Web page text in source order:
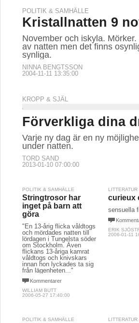
POLITIK & SAMHÄLLE
Kristallnatten 9
November och iskyla.
av natten men det finns
synliga.
NINNA BENGTSSON
2004-11-11 13:35:00
KROPP & SJÄL
Förverkliga dina
Varje ny dag är en ny
under natten.
TORD SAND
2013-01-10 07:00:00
POLITIK & SAMHÄLLE
Stringtrosor har
inget på barn att
göra
"En 13-årig flicka våldtogs
och mördades natten till
lördagen i Tungelsta söder
om Stockholm. Även
flickans 13-åriga kamrat
våldtogs och knivskars
innan hon lyckades ta sig
från lägenheten..."
Kommentarer
WILLIAM BUTT
2006-05-27 17:40:00
curieux
sensuella
ERIK
2006-01-11
POLITIK & SAMHÄLLE